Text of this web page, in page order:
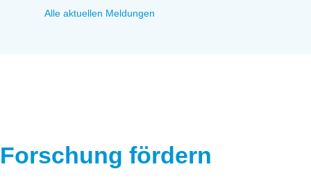
Alle aktuellen Meldungen
Forschung fördern